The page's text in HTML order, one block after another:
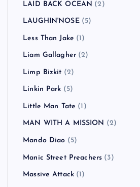
LAID BACK OCEAN (2)
LAUGHIN'NOSE(5)
Less Than Jake (1)
Liam Gallagher (2)
Limp Bizkit (2)
Linkin Park (5)
Little Man Tate (1)
MAN WITH A MISSION (2)
Mando Diao (5)
Manic Street Preachers (3)
Massive Attack (1)